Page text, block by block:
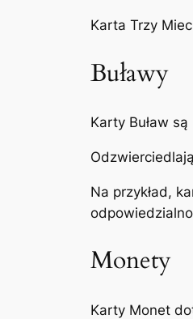
Karta Trzy
Buławy
Karty Buław
Na przykład,
Monety
Karty Monet